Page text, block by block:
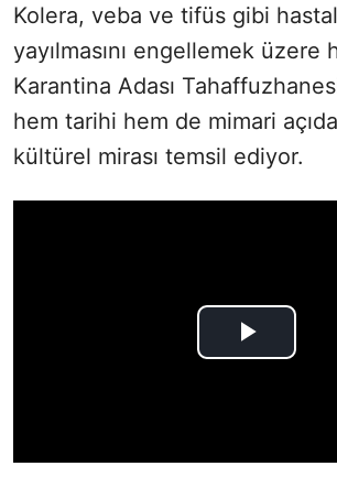
Kolera, veba ve tifüs gibi
yayılmasını engellemek üzere
Karantina Adası
hem tarihi hem de mimari
kültürel mirası temsil ediyor.